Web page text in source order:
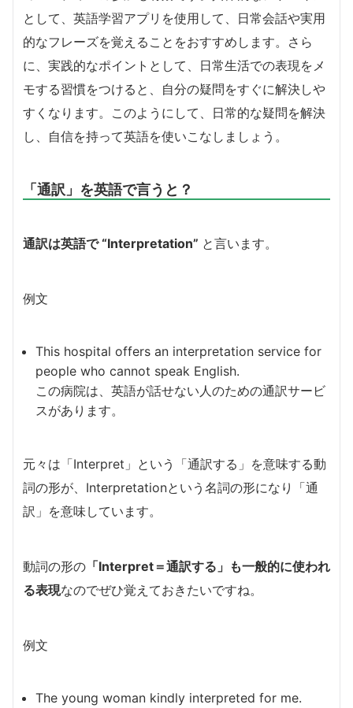
として、英語学習アプリを使用して、日常会話や実用
的なフレーズを覚えることをおすすめします。さら
に、実践的なポイントとして、日常生活での表現をメ
モする習慣をつけると、自分の疑問をすぐに解決しや
すくなります。このようにして、日常的な疑問を解決
し、自信を持って英語を使いこなしましょう。
「通訳」を英語で言うと？
通訳は英語で “Interpretation” と言います。
例文
This hospital offers an interpretation service for
people who cannot speak English.
この病院は、英語が話せない人のための通訳サービ
スがあります。
元々は「Interpret」という「通訳する」を意味する動
詞の形が、Interpretationという名詞の形になり「通
訳」を意味しています。
動詞の形の 「Interpret＝通訳する」も一般的に使われ
る表現なのでぜひ覚えておきたいですね。
例文
The young woman kindly interpreted for me.